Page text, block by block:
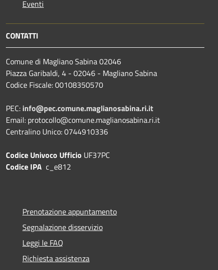
Eventi
CONTATTI
Comune di Magliano Sabina 02046
Piazza Garibaldi, 4 - 02046 - Magliano Sabina
Codice Fiscale: 00108350570
PEC: info@pec.comune.maglianosabina.ri.it
Email: protocollo@comune.maglianosabina.ri.it
Centralino Unico: 0744910336
Codice Univoco Ufficio UF37PC
Codice IPA c_e812
Prenotazione appuntamento
Segnalazione disservizio
Leggi le FAQ
Richiesta assistenza